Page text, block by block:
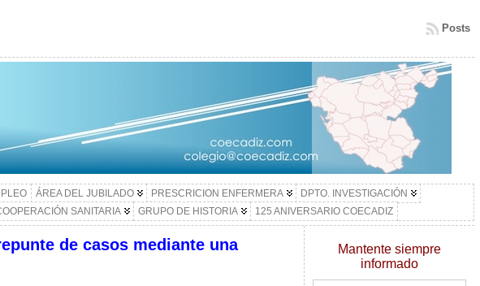
Posts
ÁREA DEL JUBILADO PRESCRICION ENFERMERA
DPTO. INVESTIGACIÓN
SANITARIA GRUPO DE HISTORIA 125 ANIVERSARIO COECADIZ
de casos mediante una
Mantente siempre
informado